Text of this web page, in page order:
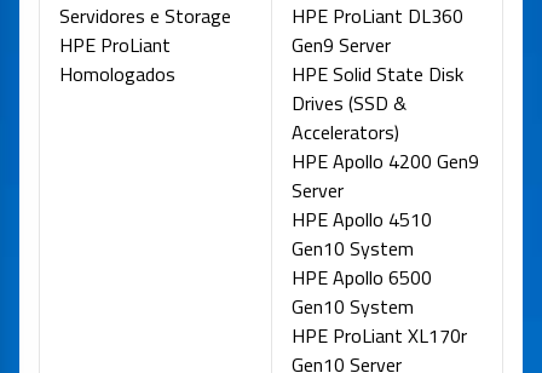
Servidores e Storage
HPE ProLiant
Homologados
HPE ProLiant DL360
Gen9 Server
HPE Solid State Disk
Drives (SSD &
Accelerators)
HPE Apollo 4200 Gen9
Server
HPE Apollo 4510
Gen10 System
HPE Apollo 6500
Gen10 System
HPE ProLiant XL170r
Gen10 Server